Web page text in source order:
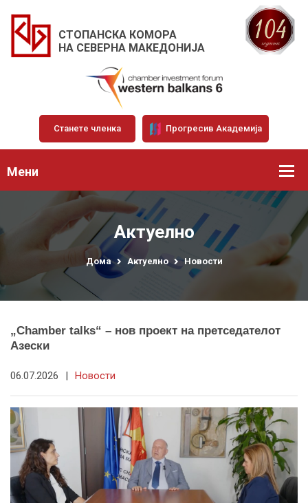
СТОПАНСКА КОМОРА
НА СЕВЕРНА МАКЕДОНИЈА
Станете членка Прогресив Академија
Мени
Актуелно
Дома Актуелно Новости
„Chamber talks“ – нов проект на претседателот
Азески
06.07.2026 | Новости